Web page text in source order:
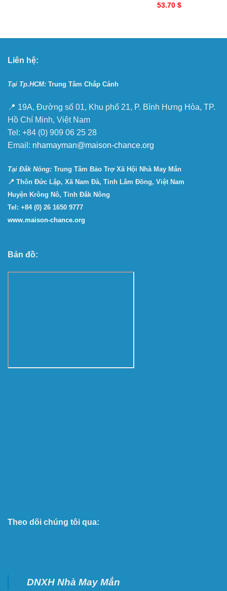
53.70 $
Liên hệ:
Tại Tp.HCM: Trung Tâm Chắp Cánh
📍 19A, Đường số 01, Khu phố 21, P. Bình Hưng Hòa, TP.
Hồ Chí Minh, Việt Nam
Tel: +84 (0) 909 06 25 28
Email: nhamayman@maison-chance.org
Tại Ðắk Nông: Trung Tâm Bảo Trợ Xã Hội Nhà May Mắn
📍 Thôn Đức Lập, Xã Nam Đà, Tỉnh Lâm Đồng, Việt Nam
Huyện Krông Nô, Tỉnh Đắk Nông
Tel: +84 (0) 26 1650 9777
www.maison-chance.org
Bản đồ:
Theo dõi chúng tôi qua:
DNXH Nhà May Mắn